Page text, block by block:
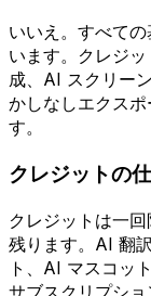
いいえ。すべて
います。クレジ
成、AI スクリー
かしなしエクス
す。
クレジットの
クレジットは一
残ります。AI 翻
ト、AI マスコッ
サブスクリプシ